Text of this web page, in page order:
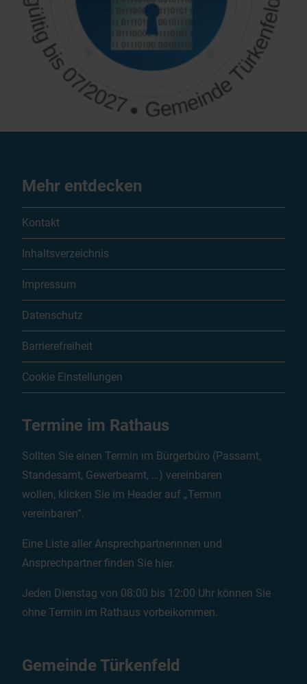
Mehr entdecken
Kontakt
Inhaltsverzeichnis
Impressum
Datenschutz
Barrierefreiheit
Cookie Einstellungen
Termine im Rathaus
Sollten Sie einen Termin im Bürgerbüro (Passamt,
Standesamt, Gewerbeamt, …) vereinbaren
wollen, klicken Sie im Header auf „Termin
vereinbaren“.
Eine Liste aller Ansprechpartnerinnen und
Ansprechpartner finden Sie hier.
Jeden Dienstag von 08:00 bis 12:00 Uhr können Sie
ohne Termin im Rathaus vorbeikommen.
Gemeinde Türkenfeld